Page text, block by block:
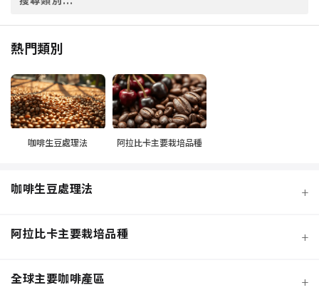
熱門類別
咖啡生豆處理法 阿拉比卡主要栽培品種
咖啡生豆處理法 +
阿拉比卡主要栽培品種 +
全球主要咖啡產區 +